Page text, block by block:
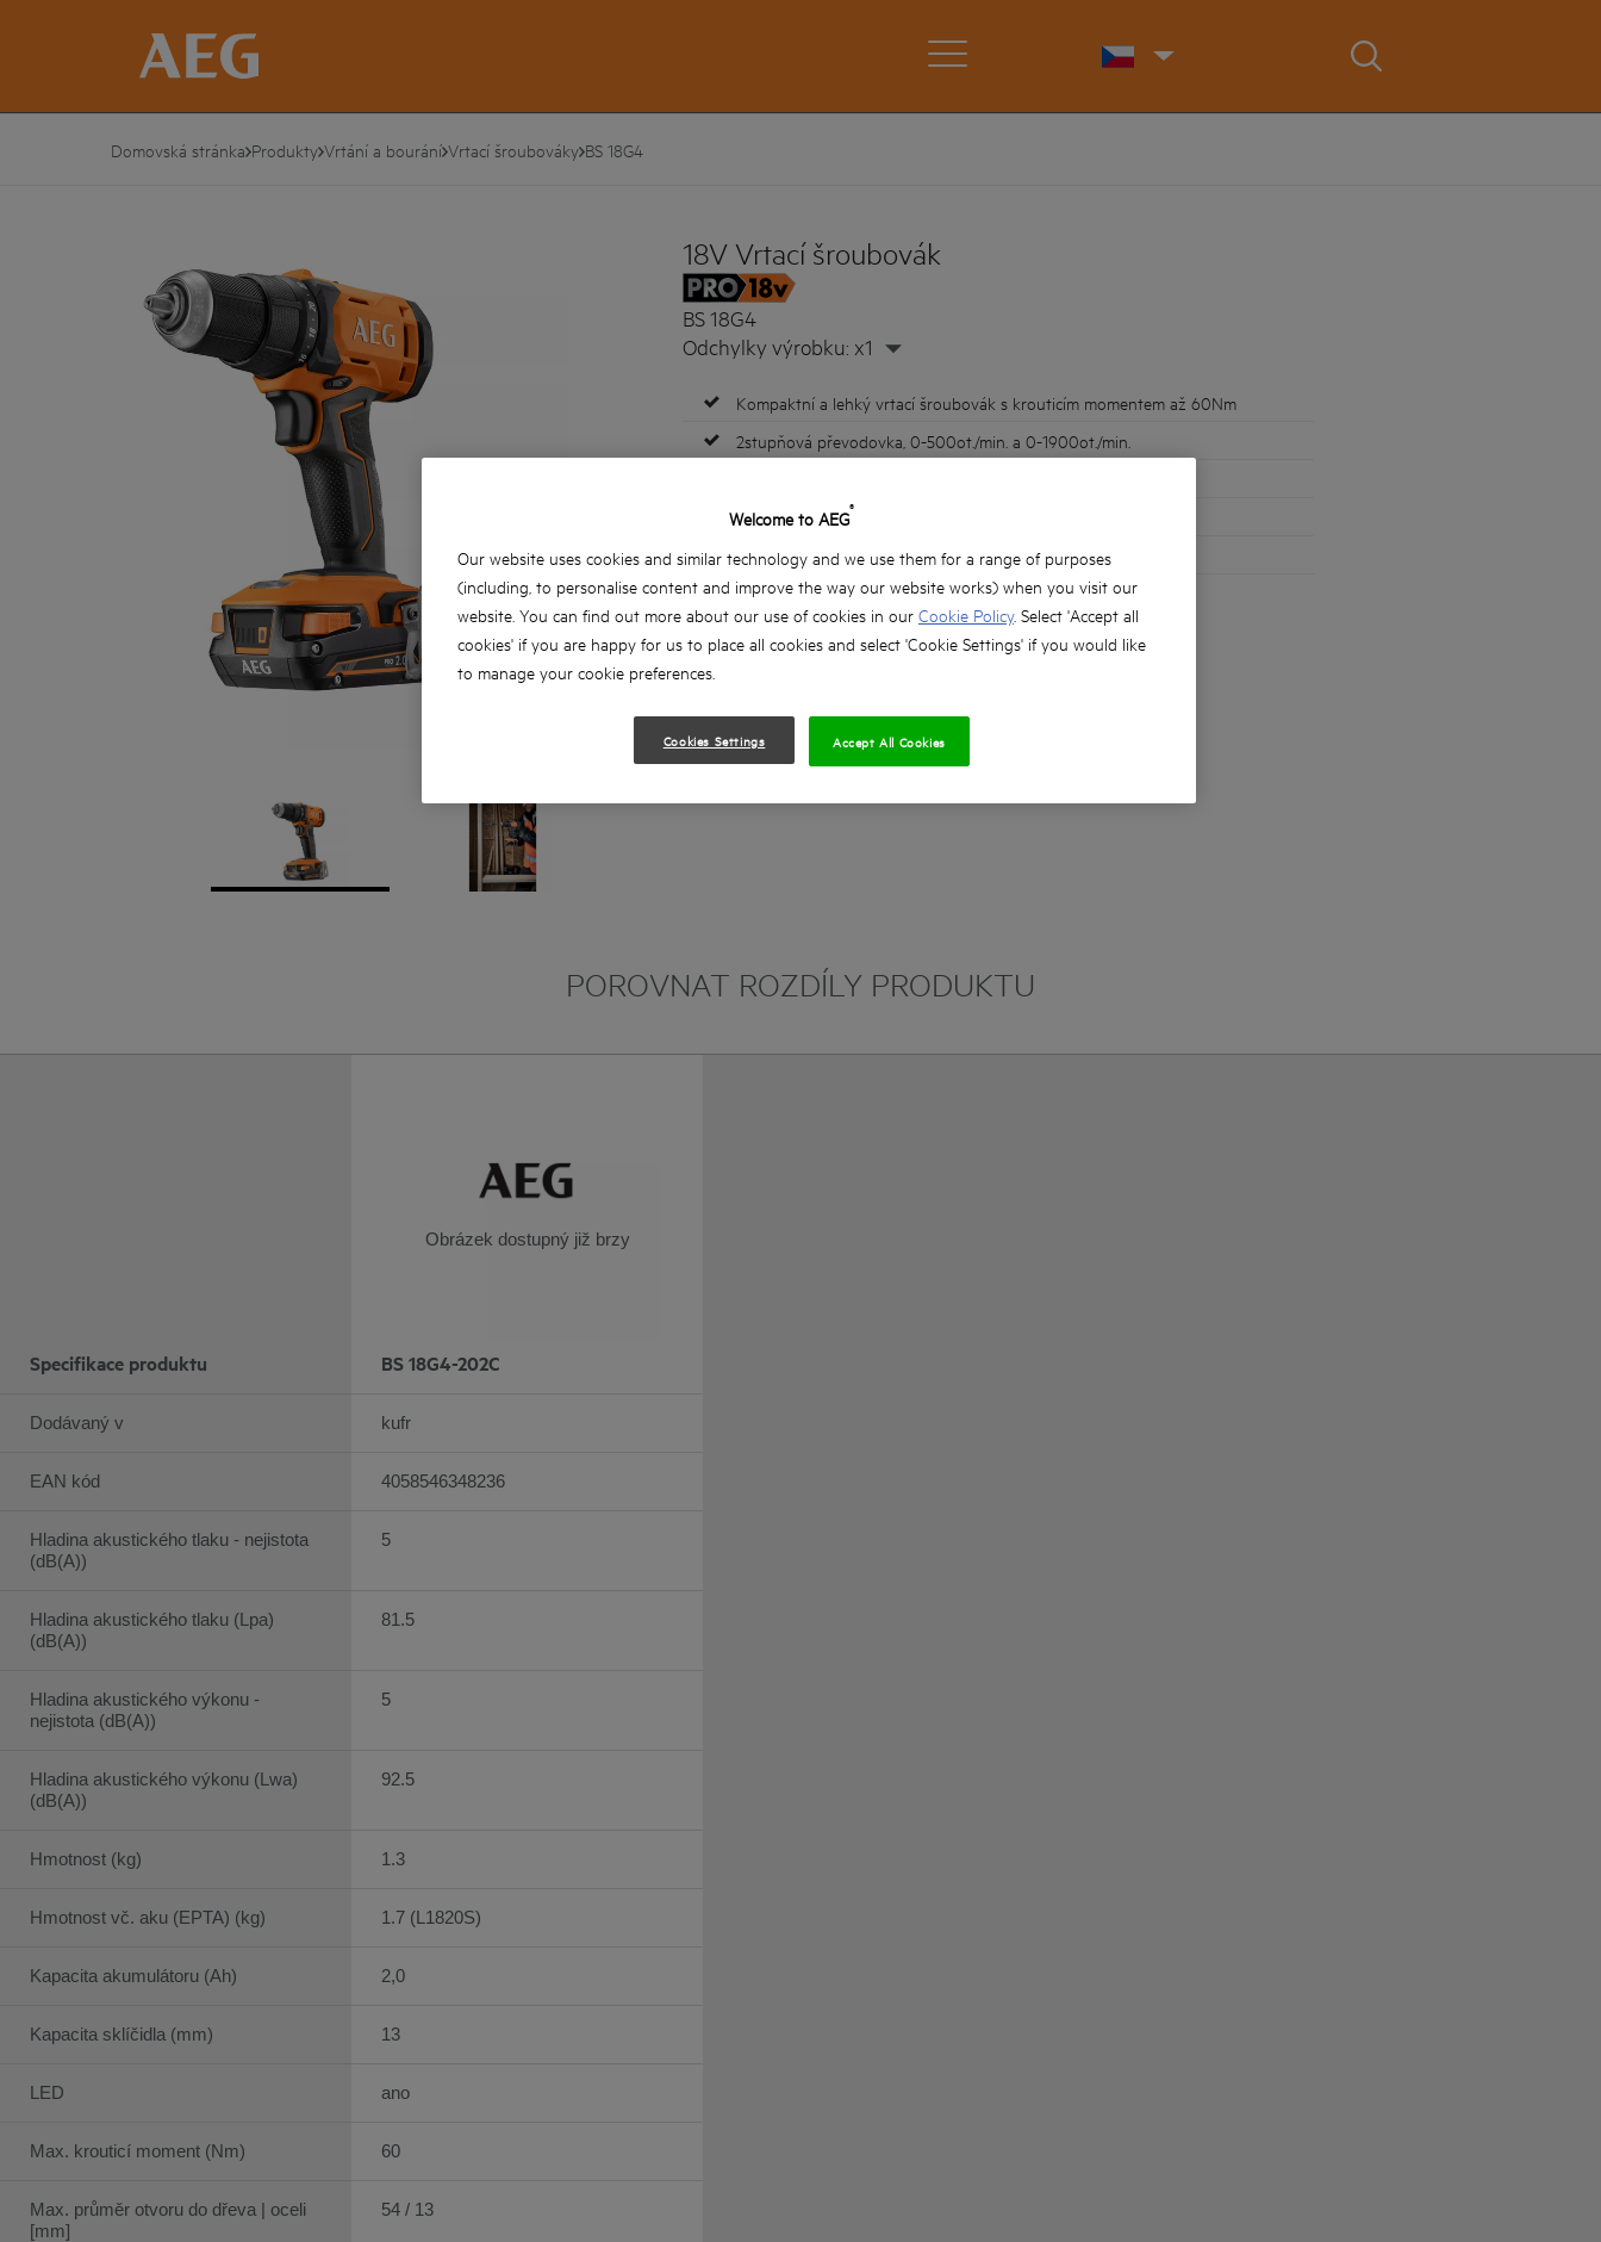
Domovská stránka Produkty Vrtání a bourání Vrtací šroubováky BS 18G4
18V Vrtací šroubovák
BS 18G4
Odchylky výrobku: x1
Kompaktní a lehký vrtací šroubovák s krouticím momentem až 60Nm
2stupňová převodovka, 0-500ot./min. a 0-1900ot./min.
24stupňová spojka pro dokonalou kontrolu při šroubování
13mm profesionální sklíčidlo
Kompatibilní se systémem PRO18V
POROVNAT ROZDÍLY PRODUKTU
Specifikace produktu
Dodávaný v
EAN kód
Hladina akustického tlaku - nejistota
(dB(A))
Hladina akustického tlaku (Lpa)
(dB(A))
Hladina akustického výkonu -
nejistota (dB(A))
Hladina akustického výkonu (Lwa)
(dB(A))
Hmotnost (kg)
Hmotnost vč. aku (EPTA) (kg)
Kapacita akumulátoru (Ah)
Kapacita sklíčidla (mm)
LED
Max. krouticí moment (Nm)
Max. průměr otvoru do dřeva | oceli
[mm]
Obrázek dostupný již brzy
BS 18G4-202C
kufr
4058546348236
5
81.5
5
92.5
1.3
1.7 (L1820S)
2,0
13
ano
60
54 / 13
Welcome to AEG®
Our website uses cookies and similar technology and we use them for a range of purposes
(including, to personalise content and improve the way our website works) when you visit our
website. You can find out more about our use of cookies in our Cookie Policy. Select 'Accept all
cookies' if you are happy for us to place all cookies and select 'Cookie Settings' if you would like
to manage your cookie preferences.
Cookies Settings Accept All Cookies